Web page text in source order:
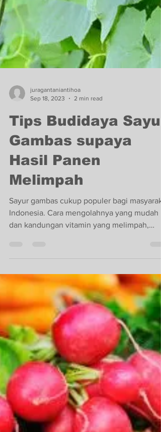
Sep 18, 2023
2 min read
Tips Budidaya Sayur
Gambas supaya
Melimpah
Sayur gambas cukup populer bagi
Indonesia. Cara mengolahnya yang mudah
dan kandungan vitamin yang melimpah,
membuat sayur ini...